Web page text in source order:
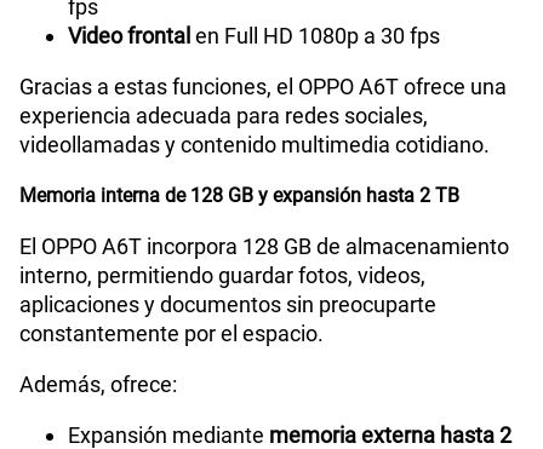
fps
Video frontalen Full HD 1080p a 30 fps
Gracias a estas funciones, el OPPO A6T ofrece una
experiencia adecuada para redes sociales,
videollamadas y contenido multimedia cotidiano.
Memoria interna de 128 GB y expansión hasta 2 TB
El OPPO A6T incorpora 128 GB de almacenamiento
interno, permitiendo guardar fotos, videos,
aplicaciones y documentos sin preocuparte
constantemente por el espacio.
Además, ofrece:
Expansión mediante memoria externa hasta 2